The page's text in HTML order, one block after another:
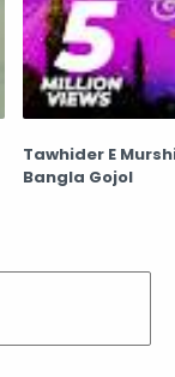
Tawhider E Murshid
Bangla Gojol